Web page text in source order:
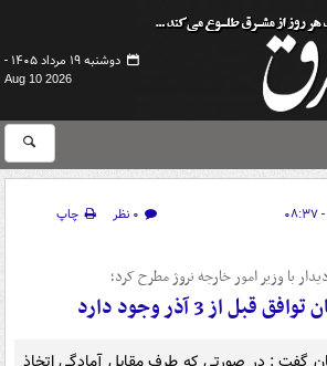
دوشنبه ۱۹ مرداد ۱۴۰۵ -
Aug 10 2026
۰ نظر
چاپ
با وزیر امور خارجه نروژ مطرح کرد؛
از 3 آذر وجود دارد